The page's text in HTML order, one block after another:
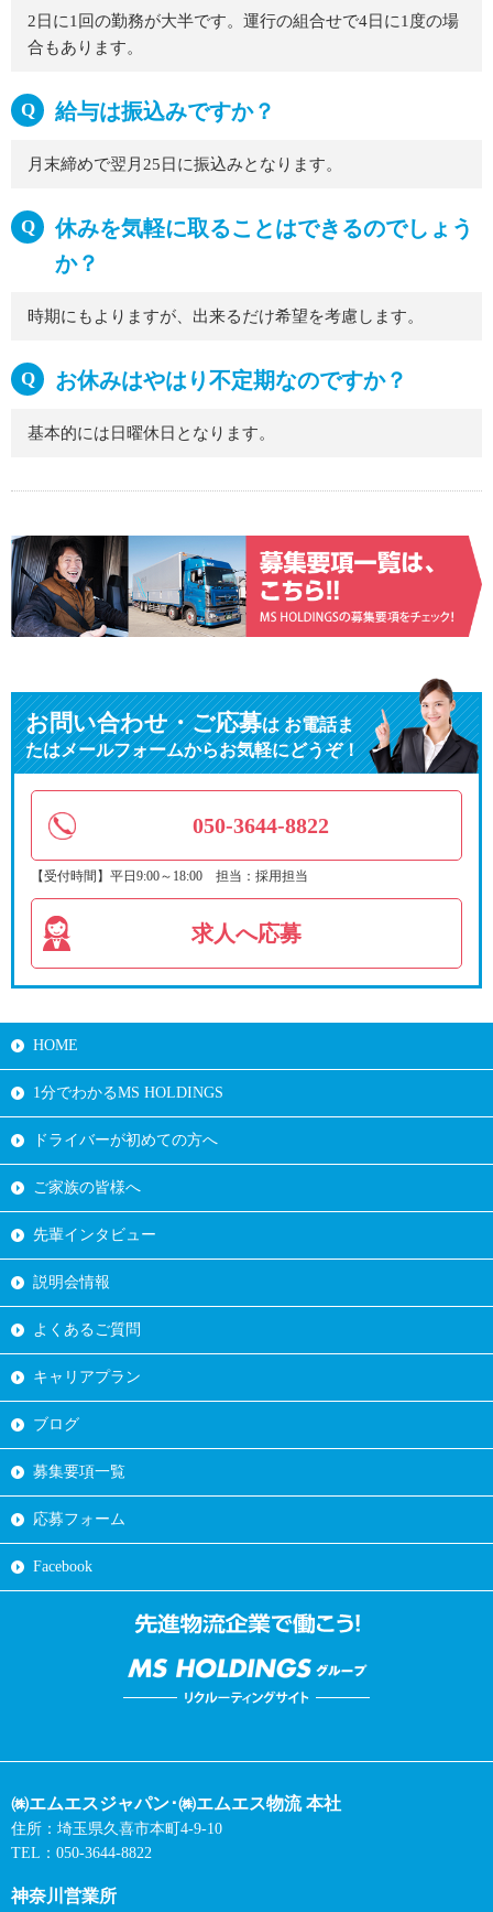
2日に1回の勤務が大半です。運行の組合せで4日に1度の場
合もあります。
給与は振込みですか？
月末締めで翌月25日に振込みとなります。
休みを気軽に取ることはできるのでしょう
か？
時期にもよりますが、出来るだけ希望を考慮します。
お休みはやはり不定期なのですか？
基本的には日曜休日となります。
お問い合わせ・ご応募はお電話ま
たはメールフォームからお気軽にどうぞ！
050-3644-8822
【受付時間】平日9:00～18:00 担当：採用担当
求人へ応募
HOME
1分でわかるMS HOLDINGS
ドライバーが初めての方へ
ご家族の皆様へ
先輩インタビュー
説明会情報
よくあるご質問
キャリアプラン
ブログ
募集要項一覧
応募フォーム
Facebook
㈱エムエスジャパン･㈱エムエス物流 本社
住所：埼玉県久喜市本町4-9-10
TEL：050-3644-8822
神奈川営業所